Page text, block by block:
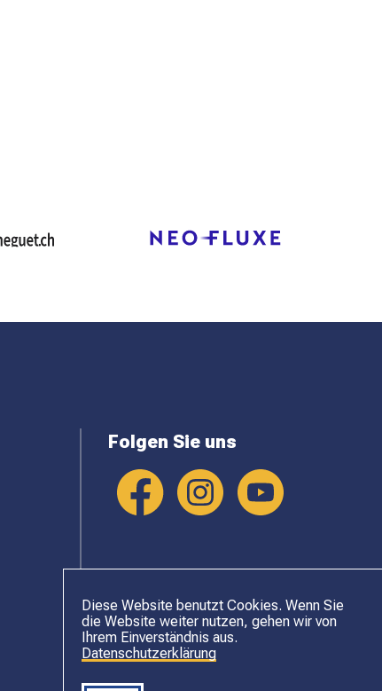
Folgen Sie uns
Diese Website benutzt Cookies. Wenn Sie
die Website weiter nutzen, gehen wir von
Ihrem Einverständnis aus.
Datenschutzerklärung